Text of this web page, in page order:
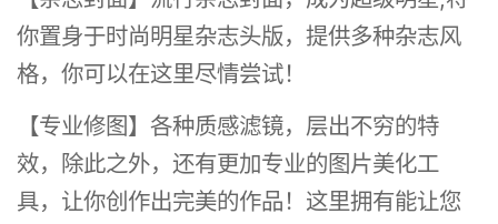
你置身于时尚明星杂志头版，提供多种杂志风
格，你可以在这里尽情尝试！
【专业修图】各种质感滤镜，层出不穷的特
效，除此之外，还有更加专业的图片美化工
具，让你创作出完美的作品！这里拥有能让您